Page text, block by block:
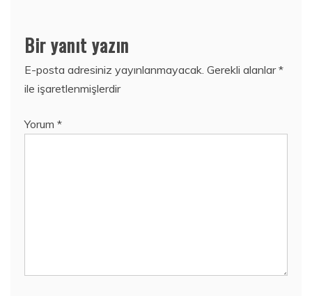
Bir yanıt yazın
E-posta adresiniz yayınlanmayacak. Gerekli alanlar*
ile işaretlenmişlerdir
Yorum *